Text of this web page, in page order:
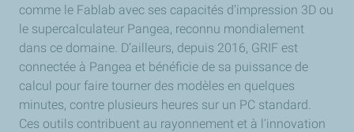
comme le Fablab avec ses capacités d'impression 3D ou
le supercalculateur Pangea, reconnu mondialement
dans ce domaine. D’ailleurs, depuis 2016, GRIF est
connectée à Pangea et bénéficie de sa puissance de
calcul pour faire tourner des modèles en quelques
minutes, contre plusieurs heures sur un PC standard.
Ces outils contribuent au rayonnement et à l'innovation